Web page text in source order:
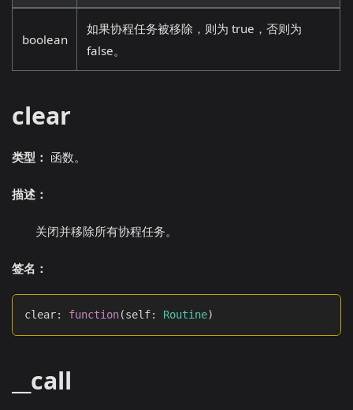
boolean
如果协程任务被移除，则为 true，否则为
false。
clear
类型： 函数。
描述：
关闭并移除所有协程任务。
签名：
clear: function(self: Routine)
__call